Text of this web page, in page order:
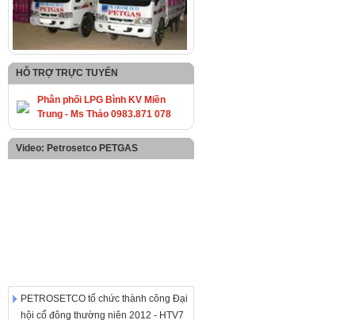
HỖ TRỢ TRỰC TUYẾN
Phân phối LPG Bình KV Miền
Trung - Ms Thảo 0983.871 078
Video: Petrosetco PETGAS
PETROSETCO tổ chức thành công Đại
hội cổ đông thường niên 2012 - HTV7